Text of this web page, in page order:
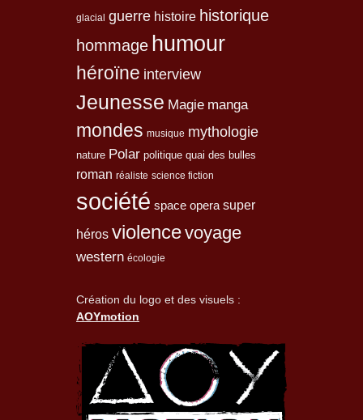
glacial guerre histoire historique
hommage humour
héroïne interview
Jeunesse Magie manga
mondes musique mythologie
nature Polar politique quai des bulles
roman réaliste science fiction
société space opera super
héros violencevoyage
western écologie
Création du logo et des visuels :
AOYmotion